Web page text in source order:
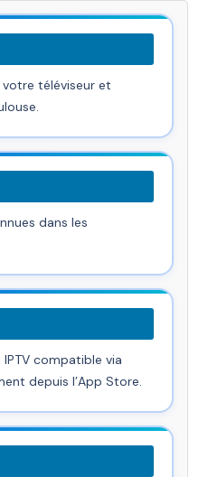
téléviseur et
dans les
compatible via
depuis l’App Store.